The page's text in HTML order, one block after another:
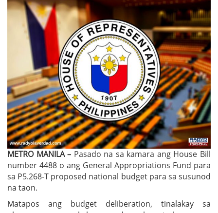
METRO MANILA – Pasado na sa kamara ang House Bill
number 4488 o ang General Appropriations Fund para
sa P5.268-T proposed national budget para sa susunod
na taon.
Matapos ang budget deliberation, tinalakay sa